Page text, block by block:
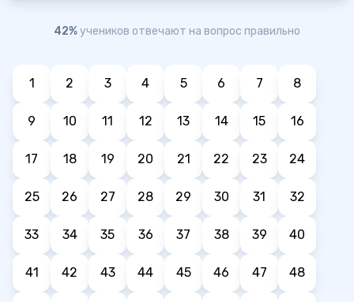
42%учеников отвечают на вопрос правильно
1 2 3 4 5 6 7 8
9 10 11 12 13 14 15 16
17 18 19 20 21 22 23 24
25 26 27 28 29 30 31 32
33 34 35 36 37 38 39 40
41 42 43 44 45 46 47 48